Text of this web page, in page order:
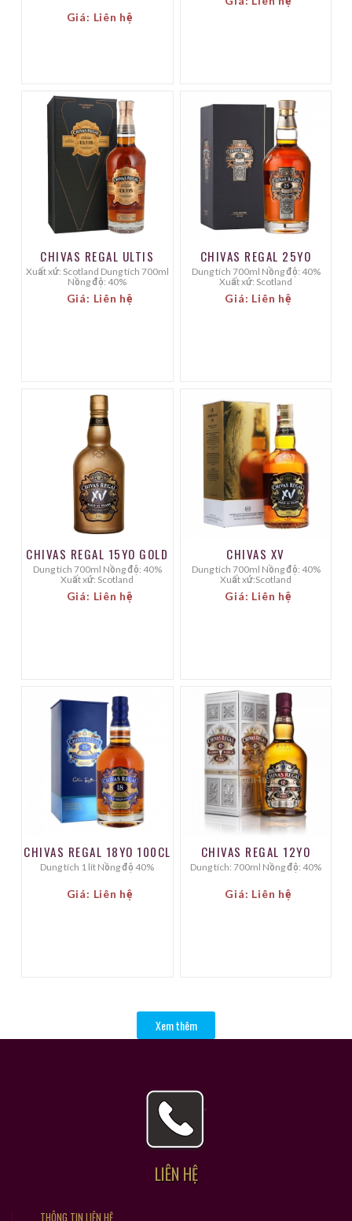
Giá: Liên hệ
CHIVAS REGAL ULTIS
Xuất xứ: Scotland Dung tích 700ml
Nồng độ: 40%
Giá: Liên hệ
CHIVAS REGAL 25YO
Dung tích 700ml Nồng độ: 40%
Xuất xứ: Scotland
Giá: Liên hệ
CHIVAS REGAL 15YO GOLD
Dung tích 700ml Nồng độ: 40%
Xuất xứ: Scotland
Giá: Liên hệ
CHIVAS XV
Dung tích 700ml Nồng độ: 40%
Xuất xứ:Scotland
Giá: Liên hệ
CHIVAS REGAL 18YO 100CL
Dung tích 1 lít Nồng độ 40%
Giá: Liên hệ
CHIVAS REGAL 12YO
Dung tích: 700ml Nồng độ: 40%
Giá: Liên hệ
Xem thêm
LIÊN HỆ
THÔNG TIN LIÊN HỆ